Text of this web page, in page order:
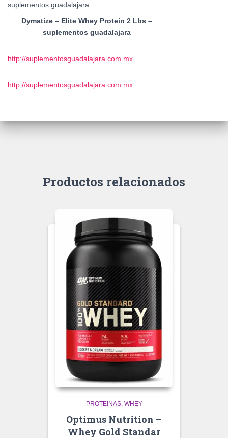
Dymatize – Elite Whey Protein 2 Lbs –
suplementos guadalajara
http://suplementosguadalajara.com.mx
http://suplementosguadalajara.com.mx
Productos relacionados
PROTEINAS WHEY
Optimus Nutrition –
Whey Gold Standar